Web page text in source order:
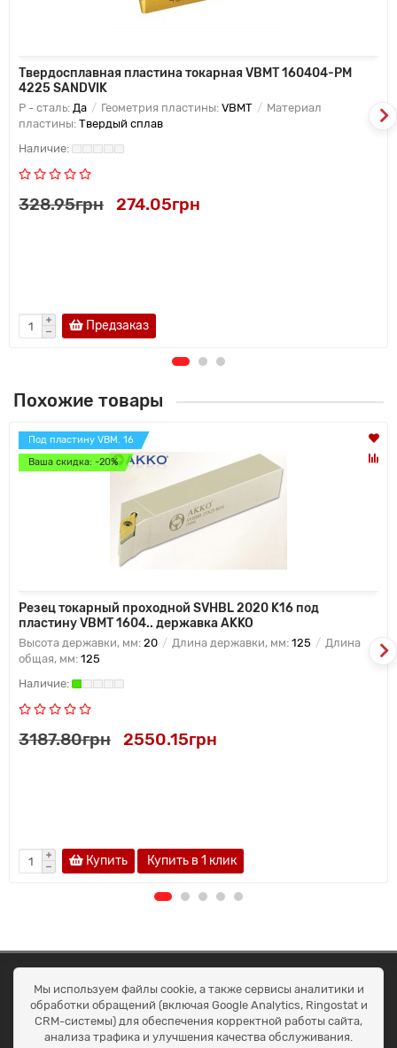
Твердосплавная пластина токарная VBMT 160404-PM
4225 SANDVIK
P - сталь: Да Геометрия пластины: VBMT
Материал
пластины: Твердый сплав
328.95грн 274.05грн
Предзаказ
Похожие товары
Под пластину VBM. 16
Ваша скидка: -20%
Резец токарный проходной SVHBL 2020 K16 под
пластину VBMT 1604.. державка AKKO
Высота державки, мм: 20 Длина державки, мм: 125
Длина
общая, мм: 125
3187.80грн 2550.15грн
Купить Купить в 1 клик
ОКЕАН ТРЕЙД
Договір публичної оферти
Доставка та оплата
Наші контакти
Умови повернення
Мы используем файлы cookie, а также сервисы аналитики и
обработки обращений (включая Google Analytics, Ringostat и
CRM-системы) для обеспечения корректной работы сайта,
анализа трафика и улучшения качества обслуживания.